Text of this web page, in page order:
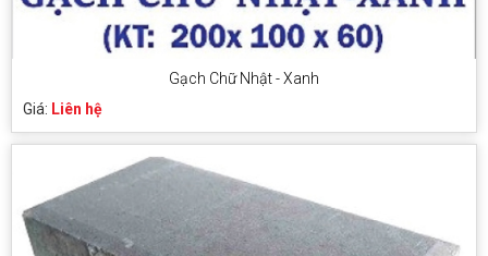
Gạch Chữ Nhật - Xanh
Giá: Liên hệ